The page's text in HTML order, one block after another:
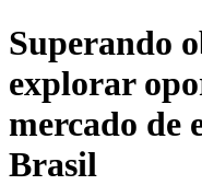
Superando
explorar
mercado de
Brasil